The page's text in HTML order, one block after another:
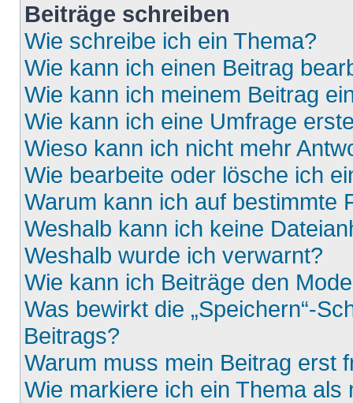
Beiträge schreiben
Wie schreibe ich ein Thema?
Wie kann ich einen Beitrag
Wie kann ich meinem Beitrag
Wie kann ich eine Umfrage
Wieso kann ich nicht mehr
Wie bearbeite oder lösche ich
Warum kann ich auf bestimmte
Weshalb kann ich keine
Weshalb wurde ich verwarnt?
Wie kann ich Beiträge den
Was bewirkt die „Speichern“-
Beitrags?
Warum muss mein Beitrag erst
Wie markiere ich ein Thema als